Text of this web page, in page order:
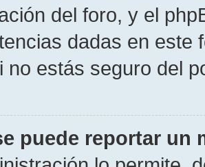
del foro, y el
dadas en este
no estás seguro del
puede reportar un